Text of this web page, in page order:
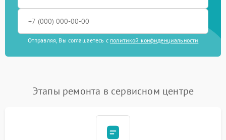
Отправляя, Вы соглашаетесь с политикой конфиденциальности
Этапы ремонта в сервисном центре